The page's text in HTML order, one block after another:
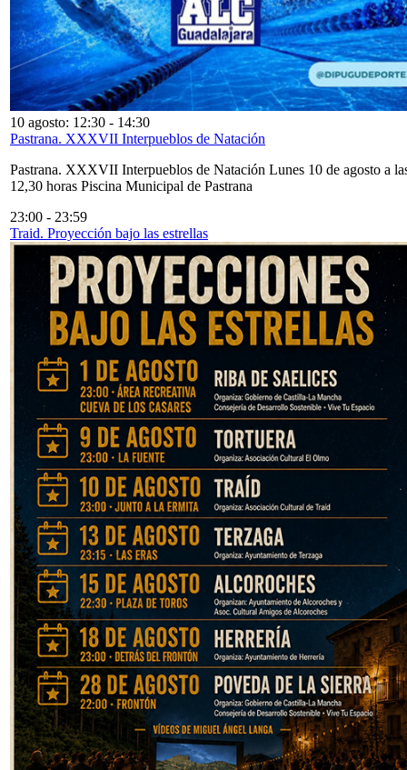
10 agosto: 12:30 - 14:30
Pastrana. XXXVII Interpueblos de Natación
Pastrana. XXXVII Interpueblos de Natación Lunes 10 de agosto a
12,30 horas Piscina Municipal de Pastrana
23:00 - 23:59
Traid. Proyección bajo las estrellas